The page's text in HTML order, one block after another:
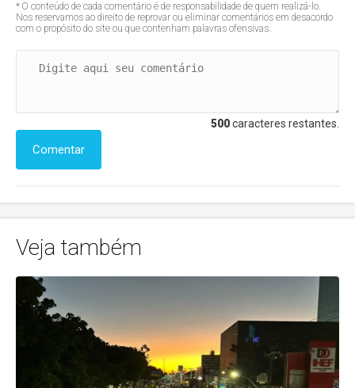
* O conteúdo de cada comentário é de responsabilidade de quem realizá-lo.
Nos reservamos ao direito de reprovar ou eliminar comentários em desacordo
com o propósito do site ou que contenham palavras ofensivas.
500caracteres restantes.
Comentar
Veja também